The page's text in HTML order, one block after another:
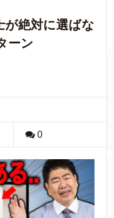
が絶対に選ばな
ーン
0